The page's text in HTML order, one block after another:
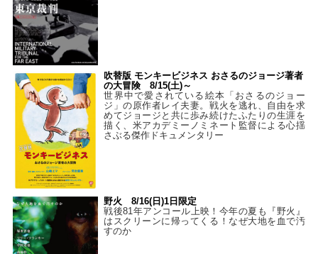
吹替版 モンキービジネス おさるのジョージ著者
の大冒険 8/15(土)～
世界中で愛されている絵本「おさるのジョー
ジ」の原作者レイ夫妻。戦火を逃れ、自由を求
めてジョージと共に歩み続けたふたりの生涯を
描く、米アカデミーノミネート監督による心揺
さぶる傑作ドキュメンタリー
野火 8/16(日)1日限定
戦後81年アンコール上映！今年の夏も『野火』
はスクリーンに帰ってくる！なぜ大地を血で汚
すのか